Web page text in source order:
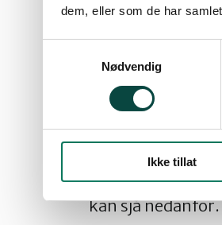
dem, eller som de har
Nødvendig
Ikke tillat
si om tiltak mot
ikkje få
I akkurat denne
dessutan
likevel. Dette er
samde om. Så
kan sjå nedanfor.